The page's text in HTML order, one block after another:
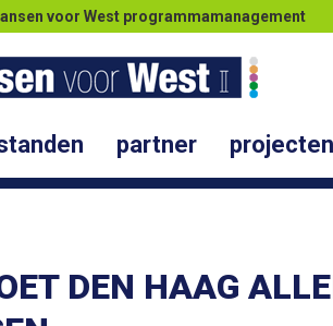
voor West programmamanagement
partner
DEN HAAG